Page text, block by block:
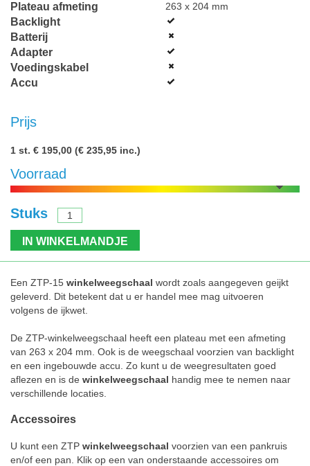
Plateau afmeting 263 x 204 mm
Backlight
Batterij
Adapter
Voedingskabel
Accu
Prijs
1 st. € 195,00 (€ 235,95 inc.)
Voorraad
Stuks
IN WINKELMANDJE
Een ZTP-15 winkelweegschaal wordt zoals aangegeven geijkt
geleverd. Dit betekent dat u er handel mee mag uitvoeren
volgens de ijkwet.
De ZTP-winkelweegschaal heeft een plateau met een afmeting
van 263 x 204 mm. Ook is de weegschaal voorzien van backlight
en een ingebouwde accu. Zo kunt u de weegresultaten goed
aflezen en is de winkelweegschaal handig mee te nemen naar
verschillende locaties.
Accessoires
U kunt een ZTP winkelweegschaal voorzien van een pankruis
en/of een pan. Klik op een van onderstaande accessoires om